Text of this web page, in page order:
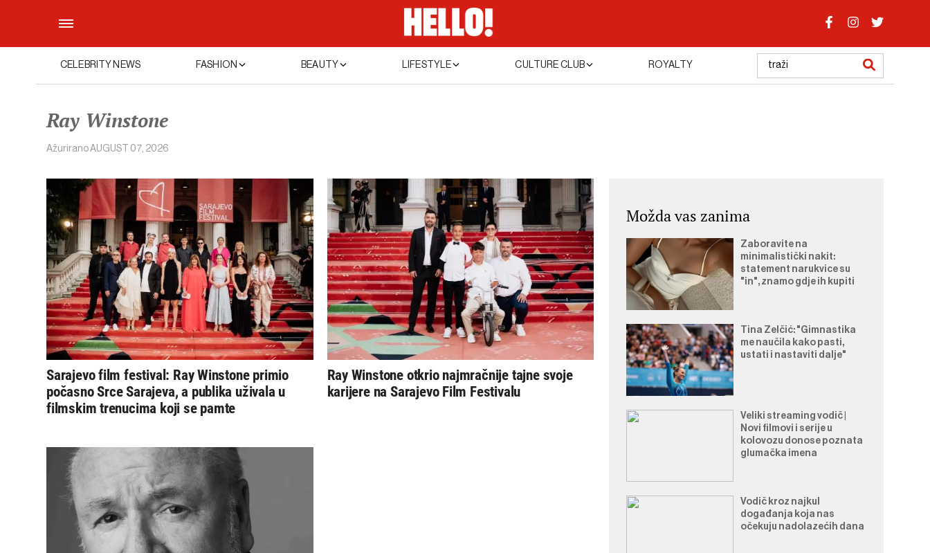
CELEBRITY NEWS FASHION BEAUTY LIFESTYLE CULTURE CLUB ROYALTY
Ray Winstone
AžuriranoAUGUST 07, 2026
Sarajevo film festival: Ray Winstone primio
počasno Srce Sarajeva, a publika uživala u
filmskim trenucima koji se pamte
Ray Winstone otkrio najmračnije tajne svoje
karijere na Sarajevo Film Festivalu
Možda vas zanima
Zaboravite na
minimalistički nakit:
statement narukvice su
"in", znamo gdje ih kupiti
Tina Zelčić: "Gimnastika
me naučila kako pasti,
ustati i nastaviti dalje"
Veliki streaming vodič |
Novi filmovi i serije u
kolovozu donose poznata
glumačka imena
Vodič kroz najkul
događanja koja nas
očekuju nadolazećih dana